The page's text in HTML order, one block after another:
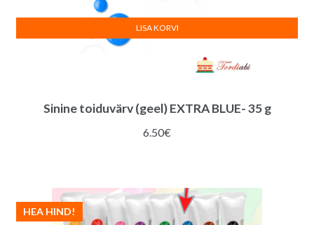
Sinine toiduvärv (geel) EXTRA BLUE- 35 g
6.50€
LISA KORVI
HEA HIND!